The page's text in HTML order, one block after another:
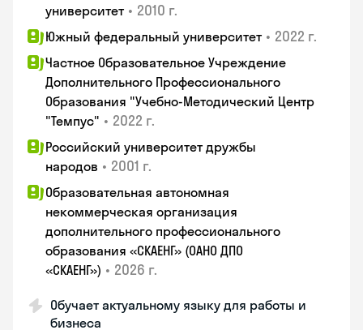
университет • 2010 г.
Южный федеральный университет • 2022 г.
Частное Образовательное Учреждение
Дополнительного Профессионального
Образования "Учебно-Методический Центр
"Темпус" • 2022 г.
Российский университет дружбы
народов • 2001 г.
Образовательная автономная
некоммерческая организация
дополнительного профессионального
образования «СКАЕНГ» (ОАНО ДПО
«СКАЕНГ») • 2026 г.
Обучает актуальному языку для работы и
бизнеса